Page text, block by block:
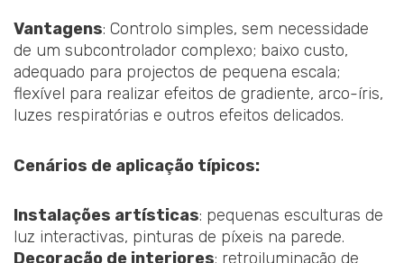
Vantagens: Controlo simples, sem necessidade
de um subcontrolador complexo; baixo custo,
adequado para projectos de pequena escala;
flexível para realizar efeitos de gradiente, arco-íris,
luzes respiratórias e outros efeitos delicados.
Cenários de aplicação típicos:
Instalações artísticas: pequenas esculturas de
luz interactivas, pinturas de píxeis na parede.
Decoração de interiores: retroiluminação de